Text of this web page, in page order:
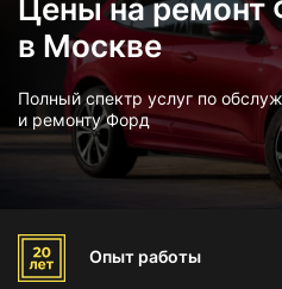
Цены на
в Москве
Полный спектр услуг по
и ремонту Форд
Опыт работы